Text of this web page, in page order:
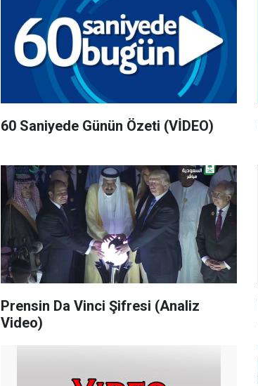
60 Saniyede Günün Özeti (VİDEO)
Prensin Da Vinci Şifresi (Analiz
Video)